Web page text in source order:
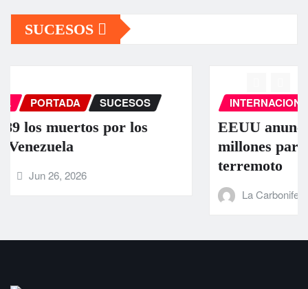
SUCESOS
INTERNACIONAL PORTADA SUCESOS
EEUU anuncia una ayuda de 130
millones para Venezuela tras el doble